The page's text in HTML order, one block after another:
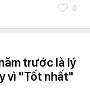
0
trước là lý
vì "Tốt nhất"